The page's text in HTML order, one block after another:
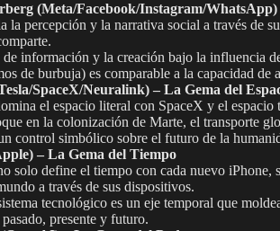
(Meta/Facebook/Instagram/WhatsApp)
la percepción y la narrativa social a través de
información y la creación bajo la influencia
de burbuja) es comparable a la capacidad de
SpaceX/Neuralink) – La Gema del
el espacio literal con SpaceX y el
en la colonización de Marte, el transporte
control simbólico sobre el futuro de la
– La Gema del Tiempo
solo define el tiempo con cada nuevo iPhone,
a través de sus dispositivos.
tecnológico es un eje temporal que
presente y futuro.